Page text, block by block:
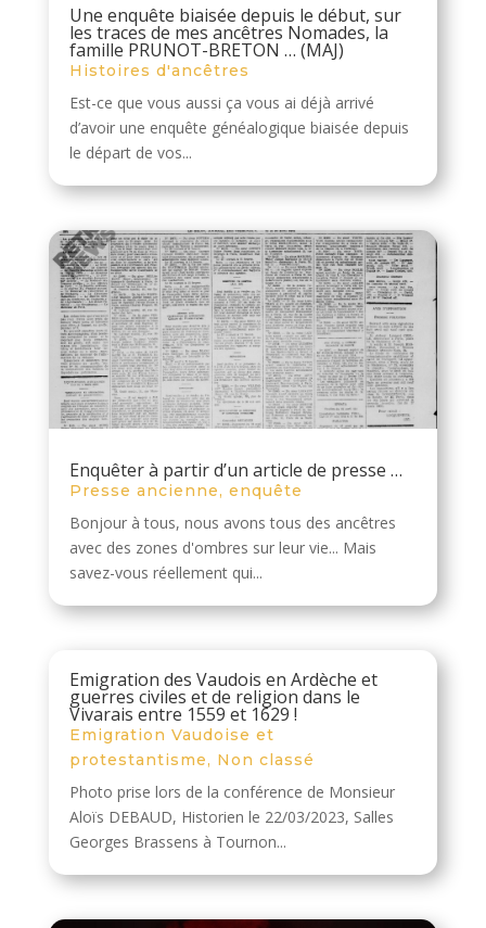
Une enquête biaisée depuis le début, sur
les traces de mes ancêtres Nomades, la
famille PRUNOT-BRETON … (MAJ)
Histoires d'ancêtres
Est-ce que vous aussi ça vous ai déjà arrivé
d’avoir une enquête généalogique biaisée depuis
le départ de vos...
Enquêter à partir d’un article de presse …
Presse ancienne, enquête
Bonjour à tous, nous avons tous des ancêtres
avec des zones d'ombres sur leur vie... Mais
savez-vous réellement qui...
Emigration des Vaudois en Ardèche et
guerres civiles et de religion dans le
Vivarais entre 1559 et 1629 !
Emigration Vaudoise et
protestantisme, Non classé
Photo prise lors de la conférence de Monsieur
Aloïs DEBAUD, Historien le 22/03/2023, Salles
Georges Brassens à Tournon...